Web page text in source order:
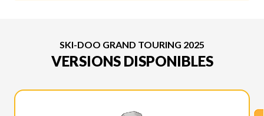
SKI-DOO GRAND TOURING 2025
VERSIONS DISPONIBLES